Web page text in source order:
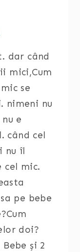
dar când
mici,Cum
se
nimeni nu
e
când cel
nu îl
cel mic.
pe bebe
doi?
și 2